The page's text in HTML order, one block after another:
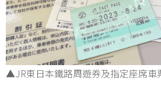
▲JR東日本鐵路周遊券及指定座席車